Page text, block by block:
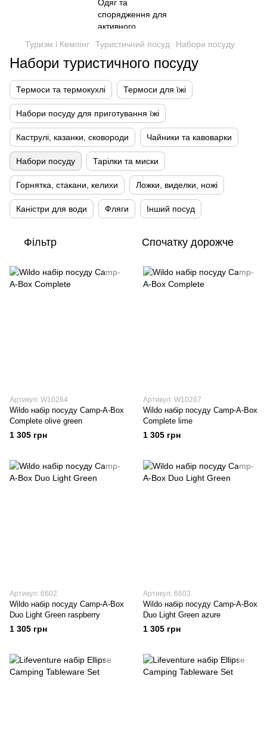
Туризм і Кемпінг Туристичний посуд Набори посуду
Набори туристичного посуду
Термоси та термокухлі Термоси для їжі
Набори посуду для приготування їжі
Каструлі, казанки, сковороди Чайники та кавоварки
Набори посуду Тарілки та миски
Горнятка, стакани, келихи Ложки, виделки, ножі
Каністри для води Фляги Інший посуд
Фільтр Спочатку дорожче
Артикул: W10264
Wildo набір посуду Camp-A-Box
Complete olive green
1 305 грн
Артикул: W10267
Wildo набір посуду Camp-A-Box
Complete lime
1 305 грн
Артикул: 6602
Wildo набір посуду Camp-A-Box
Duo Light Green raspberry
1 305 грн
Артикул: 6603
Wildo набір посуду Camp-A-Box
Duo Light Green azure
1 305 грн